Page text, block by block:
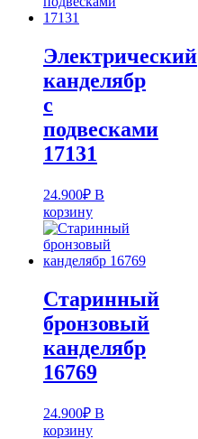
Электрический
канделябр
с
подвесками
17131
24.900₽ В
корзину
Старинный
бронзовый
канделябр
16769
24.900₽ В
корзину